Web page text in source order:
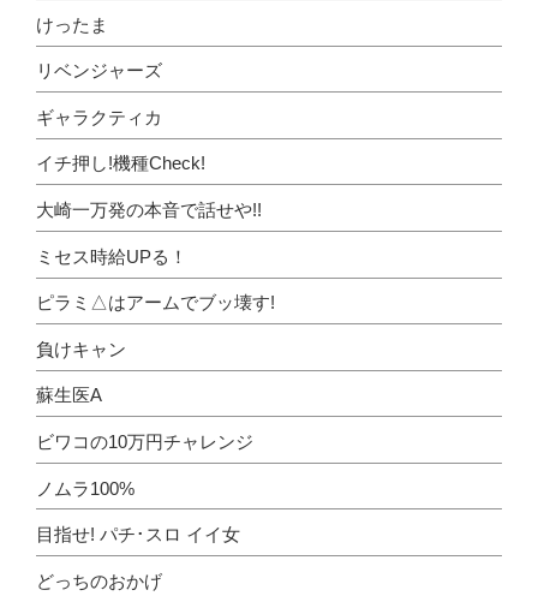
けったま
リベンジャーズ
ギャラクティカ
イチ押し!機種Check!
大崎一万発の本音で話せや!!
ミセス時給UPる！
ピラミ△はアームでブッ壊す!
負けキャン
蘇生医A
ビワコの10万円チャレンジ
ノムラ100%
目指せ! パチ･スロ イイ女
どっちのおかげ